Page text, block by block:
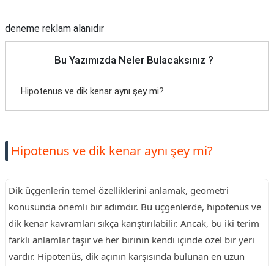
deneme reklam alanıdır
Bu Yazımızda Neler Bulacaksınız ?
Hipotenus ve dik kenar aynı şey mi?
Hipotenus ve dik kenar aynı şey mi?
Dik üçgenlerin temel özelliklerini anlamak, geometri
konusunda önemli bir adımdır. Bu üçgenlerde, hipotenüs ve
dik kenar kavramları sıkça karıştırılabilir. Ancak, bu iki terim
farklı anlamlar taşır ve her birinin kendi içinde özel bir yeri
vardır. Hipotenüs, dik açının karşısında bulunan en uzun